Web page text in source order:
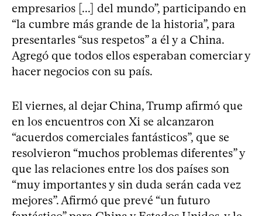
empresarios [...] del mundo”, participando en
“la cumbre más grande de la historia”, para
presentarles “sus respetos” a él y a China.
Agregó que todos ellos esperaban comerciar y
hacer negocios con su país.
El viernes, al dejar China, Trump afirmó que
en los encuentros con Xi se alcanzaron
“acuerdos comerciales fantásticos”, que se
resolvieron “muchos problemas diferentes” y
que las relaciones entre los dos países son
“muy importantes y sin duda serán cada vez
mejores”. Afirmó que prevé “un futuro